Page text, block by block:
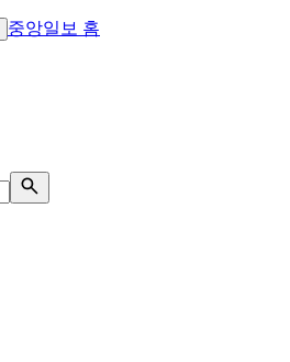
중앙일보 홈